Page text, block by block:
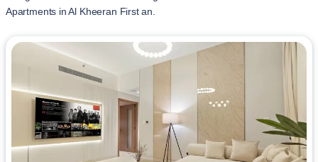
Apartments in Al Kheeran First an.